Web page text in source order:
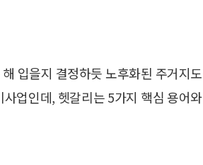
입을지 결정하듯 노후화된 주거지도
사업인데, 헷갈리는 5가지 핵심 용어와